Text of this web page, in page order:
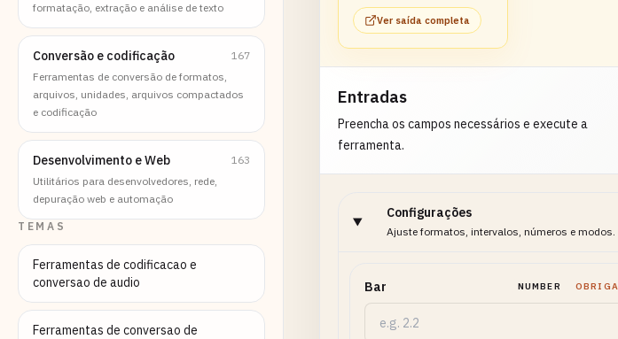
formatação, extração e análise de texto
Conversão e codificação
167
Ferramentas de conversão de formatos,
arquivos, unidades, arquivos compactados
e codificação
Desenvolvimento e Web
163
Utilitários para desenvolvedores, rede,
depuração web e automação
TEMAS
Ferramentas de codificacao e
conversao de audio
Ferramentas de conversao de
Ver saída completa
Entradas
Preencha os campos necessários e execute a
ferramenta.
Configurações
Ajuste formatos, intervalos, números e modos.
Bar NUMBER